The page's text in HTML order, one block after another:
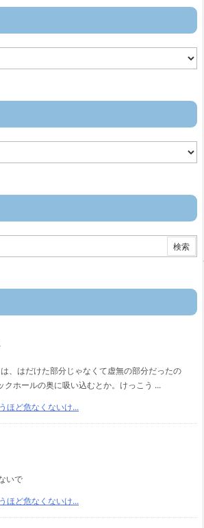
は、はだけた部分じゃなくて虚無の部分だったの
クホールの奥に吸い込むとか。けっこう ...
ほど危なくないけ...
いで
ほど危なくないけ...